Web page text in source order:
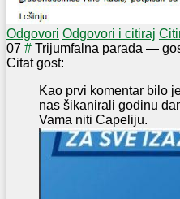
Odgovori Odgovori i citiraj
07 # Trijumfalna parada —
Citat gost:
Kao prvi komentar bilo
nas šikanirali godinu
Vama niti Capeliju.